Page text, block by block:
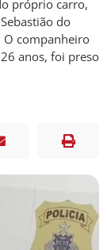
próprio carro,
do
O companheiro
anos, foi preso